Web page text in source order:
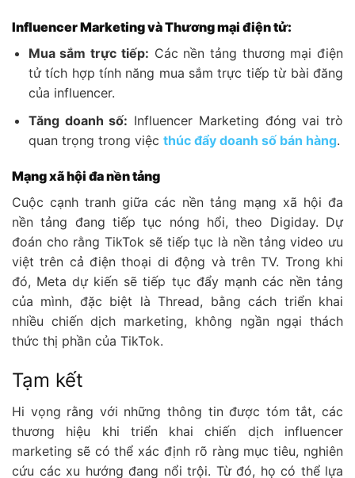
Influencer Marketing và Thương mại điện tử:
Mua sắm trực tiếp: Các nền tảng thương mại điện
tử tích hợp tính năng mua sắm trực tiếp từ bài đăng
của influencer.
Tăng doanh số: Influencer Marketing đóng vai trò
quan trọng trong việc thúc đẩy doanh số bán hàng.
Mạng xã hội đa nền tảng
Cuộc cạnh tranh giữa các nền tảng mạng xã hội đa
nền tảng đang tiếp tục nóng hổi, theo Digiday. Dự
đoán cho rằng TikTok sẽ tiếp tục là nền tảng video ưu
việt trên cả điện thoại di động và trên TV. Trong khi
đó, Meta dự kiến sẽ tiếp tục đẩy mạnh các nền tảng
của mình, đặc biệt là Thread, bằng cách triển khai
nhiều chiến dịch marketing, không ngần ngại thách
thức thị phần của TikTok.
Tạm kết
Hi vọng rằng với những thông tin được tóm tắt, các
thương hiệu khi triển khai chiến dịch influencer
marketing sẽ có thể xác định rõ ràng mục tiêu, nghiên
cứu các xu hướng đang nổi trội. Từ đó, họ có thể lựa